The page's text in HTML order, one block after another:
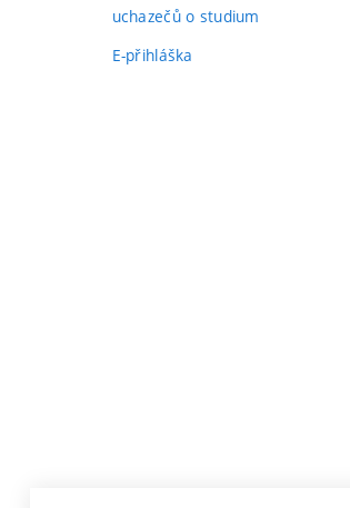
uchazečů o studium
E-přihláška